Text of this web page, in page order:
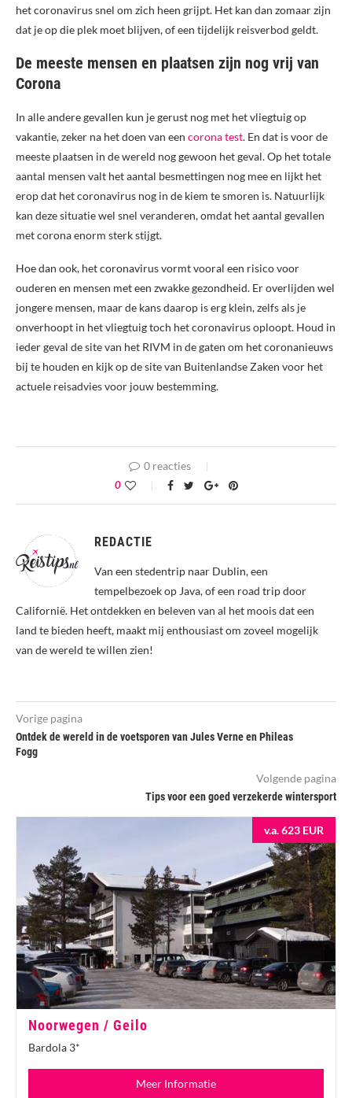
het coronavirus snel om zich heen grijpt. Het kan dan zomaar zijn
dat je op die plek moet blijven, of een tijdelijk reisverbod geldt.
De meeste mensen en plaatsen zijn nog vrij van
Corona
In alle andere gevallen kun je gerust nog met het vliegtuig op
vakantie, zeker na het doen van een corona test. En dat is voor de
meeste plaatsen in de wereld nog gewoon het geval. Op het totale
aantal mensen valt het aantal besmettingen nog mee en lijkt het
erop dat het coronavirus nog in de kiem te smoren is. Natuurlijk
kan deze situatie wel snel veranderen, omdat het aantal gevallen
met corona enorm sterk stijgt.
Hoe dan ook, het coronavirus vormt vooral een risico voor
ouderen en mensen met een zwakke gezondheid. Er overlijden wel
jongere mensen, maar de kans daarop is erg klein, zelfs als je
onverhoopt in het vliegtuig toch het coronavirus oploopt. Houd in
ieder geval de site van het RIVM in de gaten om het coronanieuws
bij te houden en kijk op de site van Buitenlandse Zaken voor het
actuele reisadvies voor jouw bestemming.
0 reacties
0
REDACTIE
Van een stedentrip naar Dublin, een
tempelbezoek op Java, of een road trip door
Californië. Het ontdekken en beleven van al het moois dat een
land te bieden heeft, maakt mij enthousiast om zoveel mogelijk
van de wereld te willen zien!
Vorige pagina
Ontdek de wereld in de voetsporen van Jules Verne en Phileas
Fogg
Volgende pagina
Tips voor een goed verzekerde wintersport
v.a. 623 EUR
Noorwegen / Geilo
Bardola 3*
Meer Informatie